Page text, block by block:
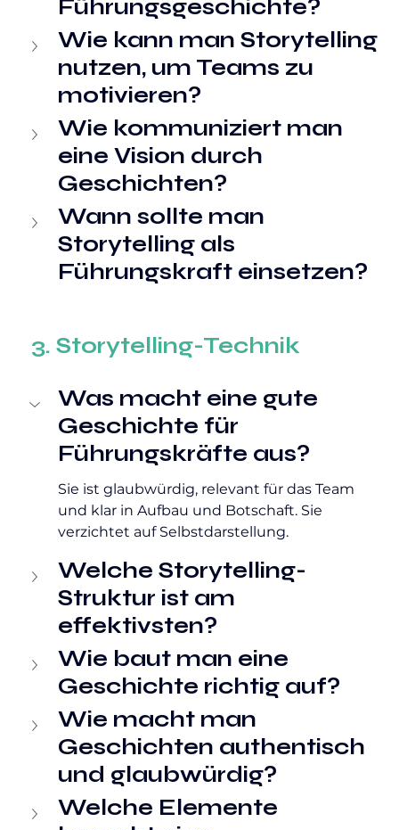
Führungsgeschichte?
Wie kann man Storytelling
nutzen, um Teams zu
motivieren?
Wie kommuniziert man
eine Vision durch
Geschichten?
Wann sollte man
Storytelling als
Führungskraft einsetzen?
3. Storytelling-Technik
Was macht eine gute
Geschichte für
Führungskräfte aus?
Sie ist glaubwürdig, relevant für das Team
und klar in Aufbau und Botschaft. Sie
verzichtet auf Selbstdarstellung.
Welche Storytelling-
Struktur ist am
effektivsten?
Wie baut man eine
Geschichte richtig auf?
Wie macht man
Geschichten authentisch
und glaubwürdig?
Welche Elemente